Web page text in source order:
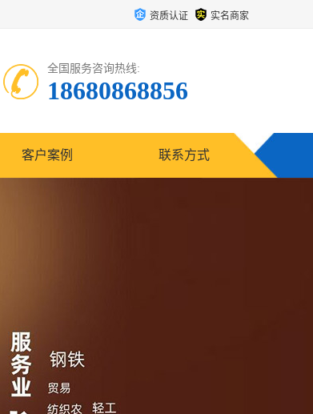
资质认证 实名商家
全国服务咨询热线:
18680868856
客户案例 联系方式